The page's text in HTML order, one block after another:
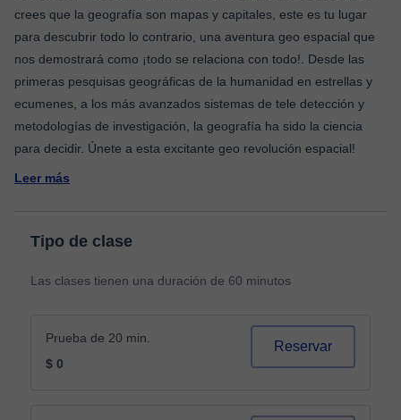
crees que la geografía son mapas y capitales, este es tu lugar
para descubrir todo lo contrario, una aventura geo espacial que
nos demostrará como ¡todo se relaciona con todo!. Desde las
primeras pesquisas geográficas de la humanidad en estrellas y
ecumenes, a los más avanzados sistemas de tele detección y
metodologías de investigación, la geografía ha sido la ciencia
Leer más
Tipo de clase
Las clases tienen una duración de 60 minutos
Prueba de 20 min.
$ 0
Reservar